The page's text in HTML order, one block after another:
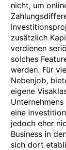
nicht, um
zusätzlich
verdienen
solches
werden. Für
Nebenjob,
eigene
eine
jedoch eher
Business in
sich dort